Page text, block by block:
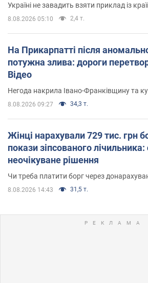
Україні не завадить взяти приклад із
8.08.2026 05:10 2,4 т.
На Прикарпатті після
потужна злива: дороги
Відео
Негода накрила Івано-Франківщину та
8.08.2026 09:27 34,3 т.
Жінці нарахували 729 тис. грн
покази зіпсованого
неочікуване рішення
Чи треба платити борг через
8.08.2026 14:43 31,5 т.